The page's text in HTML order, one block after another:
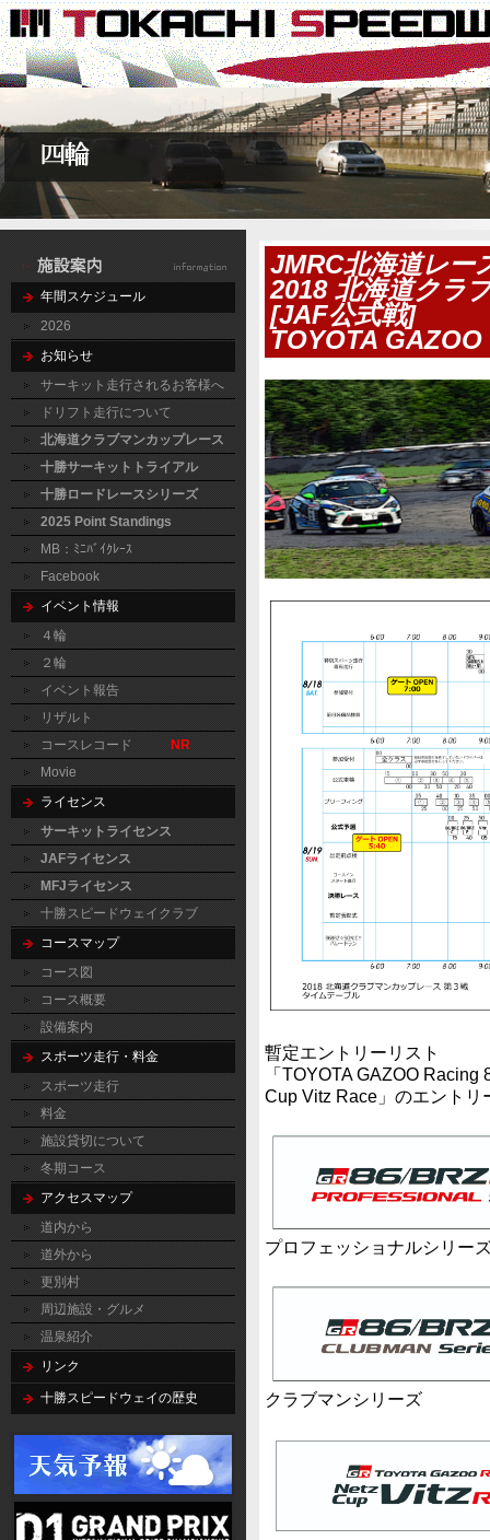
年間スケジュール
2026
お知らせ
サーキット走行されるお客様へ
ドリフト走行について
北海道クラブマンカップレース
十勝サーキットトライアル
十勝ロードレースシリーズ
2025 Point Standings
MB：ﾐﾆﾊﾞｲｸﾚｰｽ
Facebook
イベント情報
４輪
２輪
イベント報告
リザルト
コースレコード
NR
Movie
ライセンス
サーキットライセンス
JAFライセンス
MFJライセンス
十勝スピードウェイクラブ
コースマップ
コース図
コース概要
設備案内
スポーツ走行・料金
スポーツ走行
料金
施設貸切について
冬期コース
アクセスマップ
道内から
道外から
更別村
周辺施設・グルメ
温泉紹介
リンク
十勝スピードウェイの歴史
JMRC北海道レー
2018 北海道クラ
[JAF公式戦]
TOYOTA
暫定エントリーリスト
「TOYOTA GAZOO
Cup Vitz Race」のエント
プロフェッショナルシリー
クラブマンシリーズ